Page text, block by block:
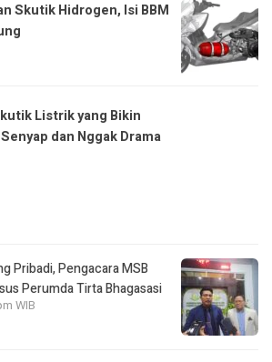
Skutik Hidrogen, Isi BBM
Listrik yang Bikin
dan Nggak Drama
Pribadi, Pengacara MSB
Perumda Tirta Bhagasasi
WIB